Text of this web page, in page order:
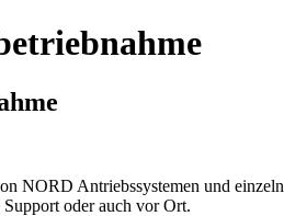
NORD Antriebssystemen und
oder auch vor Ort.